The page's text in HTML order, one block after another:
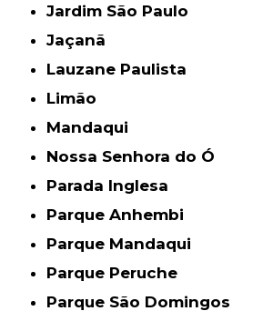
Jardim São Paulo
Jaçanã
Lauzane Paulista
Limão
Mandaqui
Nossa Senhora do Ó
Parada Inglesa
Parque Anhembi
Parque Mandaqui
Parque Peruche
Parque São Domingos